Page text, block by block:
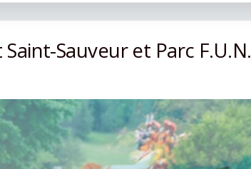
Sauveur et Parc F.U.N.